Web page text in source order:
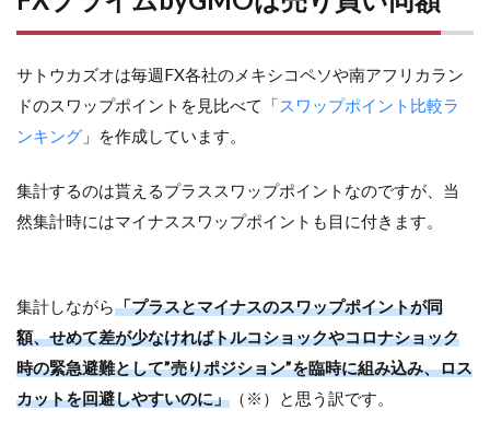
サトウカズオは毎週FX各社のメキシコペソや南アフリカラン
ドのスワップポイントを見比べて「スワップポイント比較ラ
ンキング 」を作成しています。
集計するのは貰えるプラススワップポイントなのですが、当
然集計時にはマイナススワップポイントも目に付きます。
集計しながら「プラスとマイナスのスワップポイントが同
額、せめて差が少なければトルコショックやコロナショック
時の緊急避難として”売りポジション”を臨時に組み込み、ロス
カットを回避しやすいのに」 （※）と思う訳です。